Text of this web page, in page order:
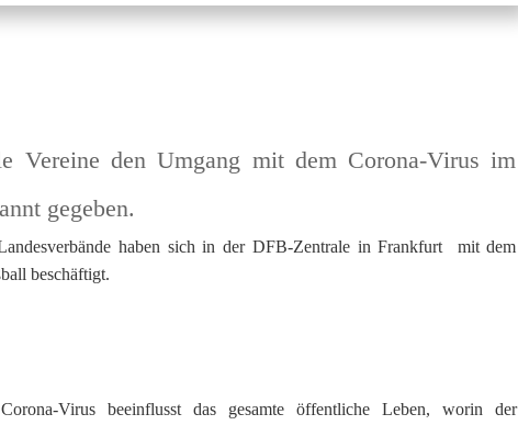
Vereine den Umgang mit dem Corona-Virus im
gegeben.
haben sich in der DFB-Zentrale in Frankfurt mit dem
beschäftigt.
Virus beeinflusst das gesamte öffentliche Leben, worin der